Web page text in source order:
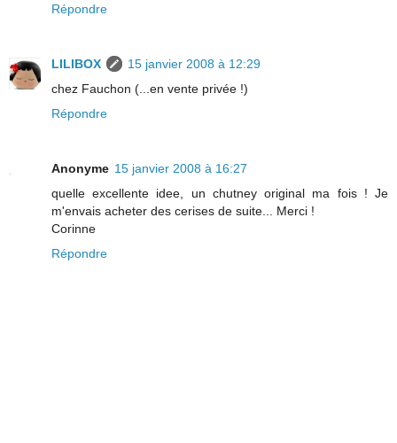
Répondre
LILIBOX
15 janvier 2008 à 12:29
chez Fauchon (...en vente privée !)
Répondre
Anonyme 15 janvier 2008 à 16:27
quelle excellente idee, un chutney original ma fois ! Je
m'envais acheter des cerises de suite... Merci !
Corinne
Répondre